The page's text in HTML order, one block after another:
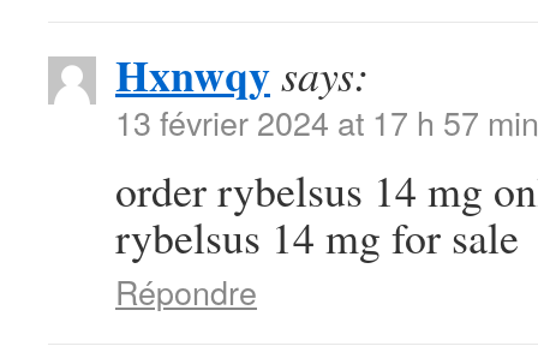
Hxnwqysays:
13 février 2024 at 17 h 57 min
order rybelsus 14 mg
rybelsus 14 mg for sale
Répondre